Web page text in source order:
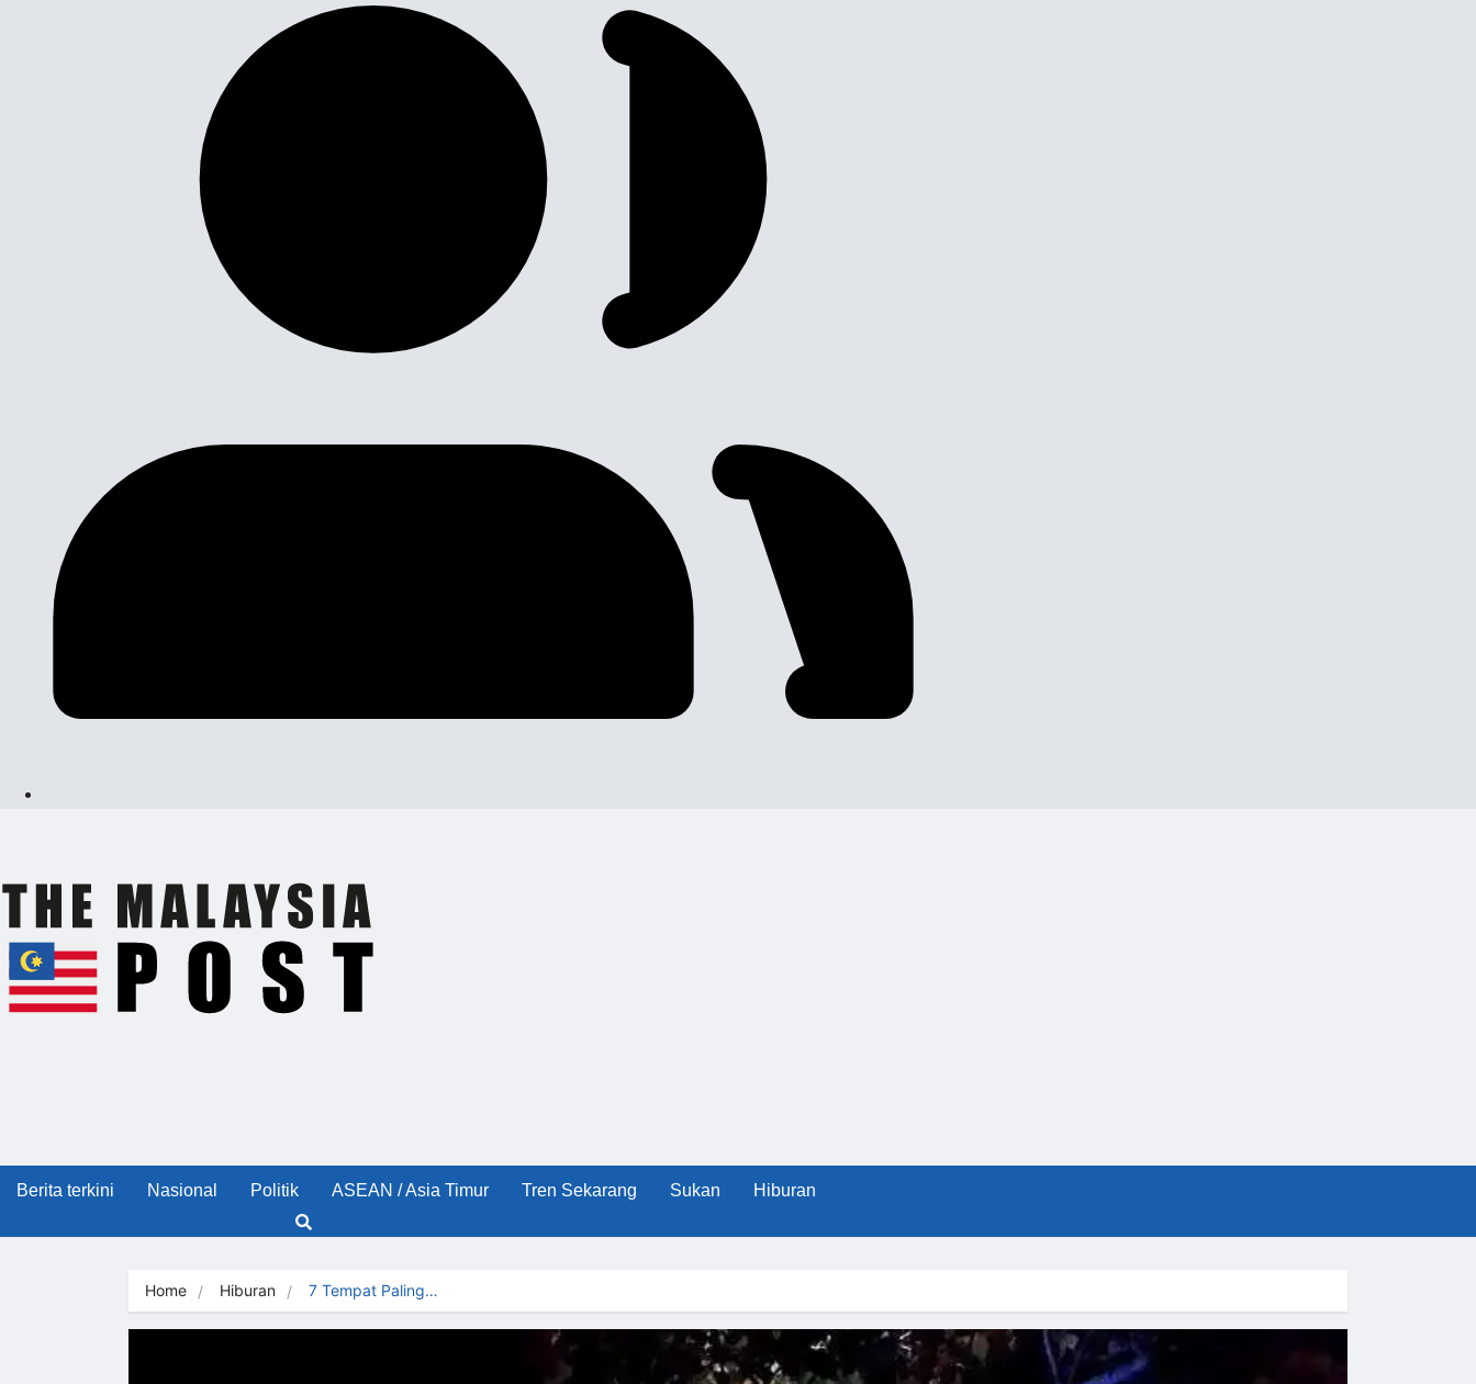
Berita terkini Nasional Politik ASEAN / Asia Timur Tren Sekarang Sukan Hiburan
Home Hiburan 7 Tempat Paling…